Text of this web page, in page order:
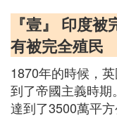
『壹』 印度
有被完全殖民
1870年的時候，
到了帝國主義時
達到了3500萬平